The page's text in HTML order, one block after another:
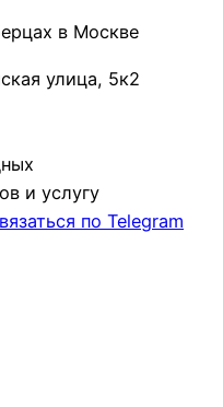
в Москве
улица, 5к2
и услугу